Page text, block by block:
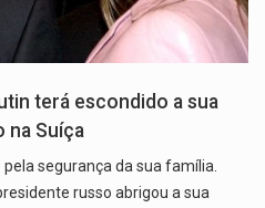
terá escondido a sua
na Suíça
segurança da sua família.
russo abrigou a sua